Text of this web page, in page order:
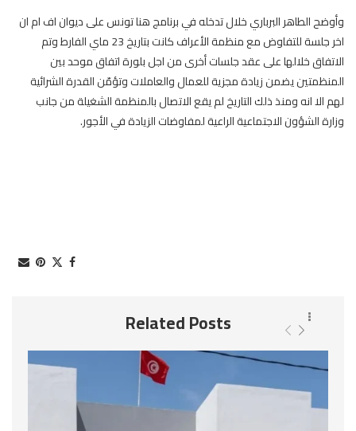
وأوضح الطاهر البرباري خلال تدخله في برنامج هنا تونس على ديوان اف ام ان
اخر جلسة للتفاوض مع منظمة الأعراف كانت بتاريخ 23 ماي الفارط وتم
الاتفاق خلالها على عقد جلسات أخرى من اجل بلورة اتفاق موحد بين
المنظمتين يضمن زيادة مجزية للعمال والعاملات وتؤمّن القدرة الشرائية
لهم الا انه ومنذ ذلك التاريخ لم يقع الاتصال بالمنظمة الشغيلة من جانب
وزارة الشؤون الاجتماعية الراعية لمفاوضات الزيادة في الأجور.
Related Posts